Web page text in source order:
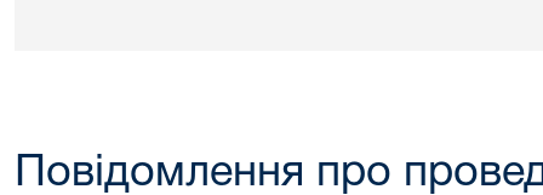
Повідомлення про